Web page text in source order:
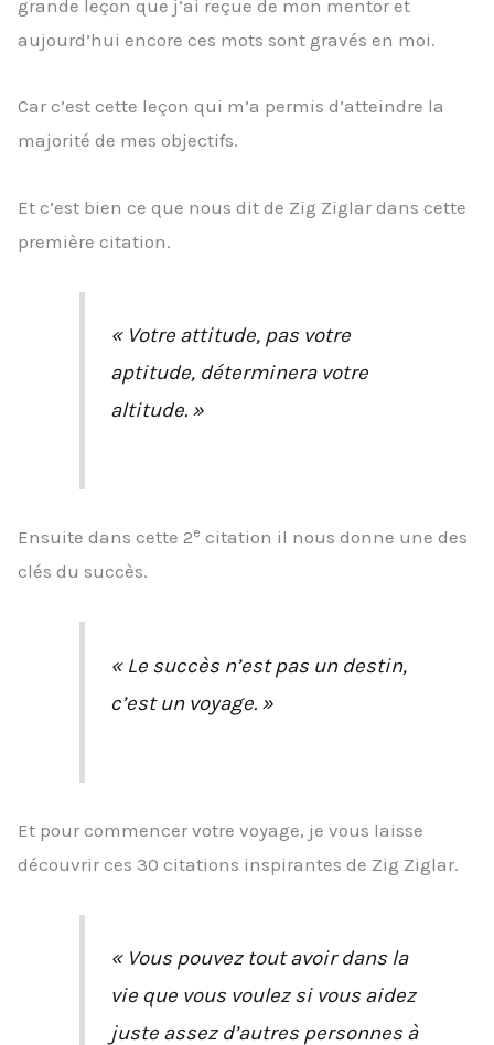
grande leçon que j’ai reçue de mon mentor et
aujourd’hui encore ces mots sont gravés en moi.
Car c’est cette leçon qui m’a permis d’atteindre la
majorité de mes objectifs.
Et c’est bien ce que nous dit de Zig Ziglar dans cette
première citation.
« Votre attitude, pas votre
aptitude, déterminera votre
altitude. »
Ensuite dans cette 2e citation il nous donne une des
clés du succès.
« Le succès n’est pas un destin,
c’est un voyage. »
Et pour commencer votre voyage, je vous laisse
découvrir ces 30 citations inspirantes de Zig Ziglar.
« Vous pouvez tout avoir dans la
vie que vous voulez si vous aidez
juste assez d’autres personnes à